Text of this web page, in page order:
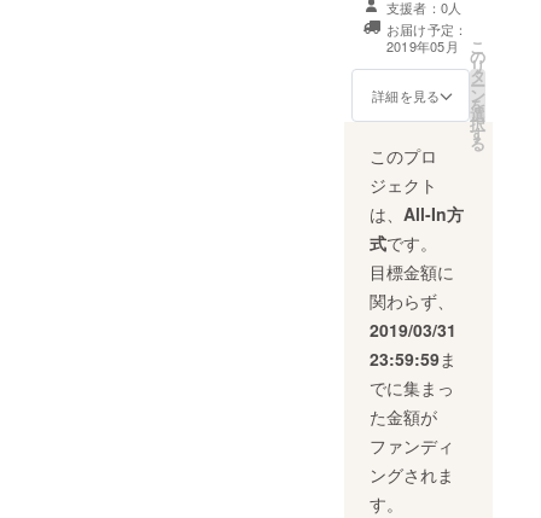
月山グリーンエ
コー」の活動に
参加してみませ
んか。 当団体で
は、毎月１回活
なさまには、
メールにて、活
動の予定内容を
ご案内します。
興味が湧いたら
一緒に体験して
みませんか？
メールの本文中
に、参加方法等
を詳しく記載し
認ください。 参
加条件：なし 注
意事項：お子様
連れの場合は、
保護者の方が見
守ってあげてく
ださい。
支援者：0人
お届け予定：
2019年05月
詳細を見る
こ
の
リ
タ
ー
ン
を
選
択
す
る
このプロ
ジェクト
は、 All-In方
式です。
目標金額に
関わらず、
2019/03/31
23:59:59ま
でに集まっ
た金額が
ファンディ
ングされま
す。